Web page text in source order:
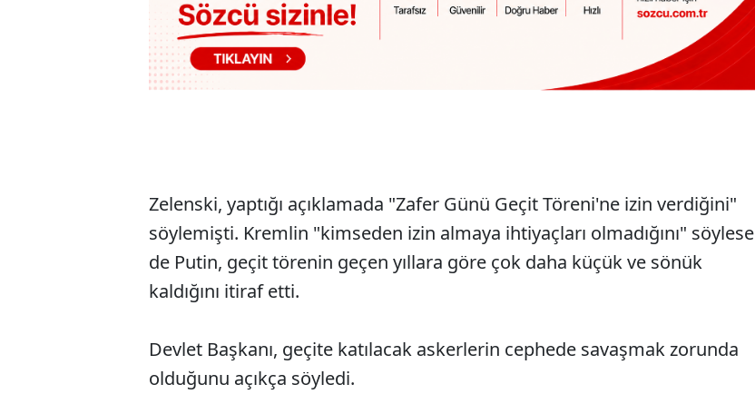
Zelenski, yaptığı açıklamada "Zafer Günü Geçit Töreni'ne izin verdiğini"
söylemişti. Kremlin "kimseden izin almaya ihtiyaçları olmadığını" söylese
de Putin, geçit törenin geçen yıllara göre çok daha küçük ve sönük
kaldığını itiraf etti.
Devlet Başkanı, geçite katılacak askerlerin cephede savaşmak zorunda
olduğunu açıkça söyledi.